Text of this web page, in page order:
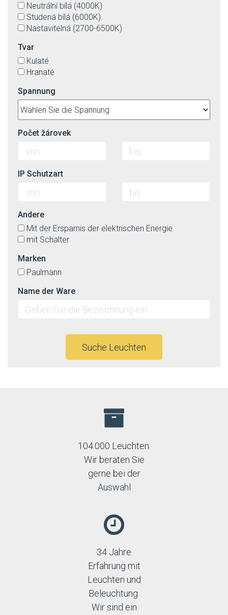
Neutrální bílá (4000K)
Studená bílá (6000K)
Nastavitelná (2700-6500K)
Tvar
Kulaté
Hranaté
Spannung
Počet žárovek
IP Schutzart
Andere
Mit der Ersparnis der elektrischen Energie
mit Schalter
Marken
Paulmann
Name der Ware
Suche Leuchten
104.000 Leuchten.
Wir beraten Sie
gerne bei der
Auswahl
34 Jahre
Erfahrung mit
Leuchten und
Beleuchtung.
Wir sind ein